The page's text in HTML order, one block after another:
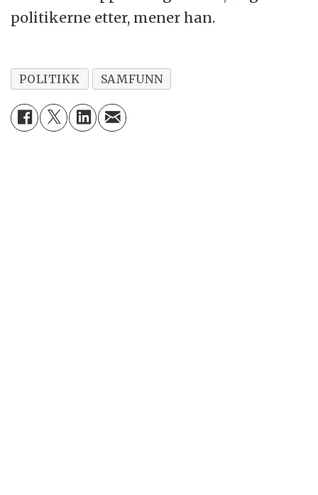
politikerne etter, mener han.
POLITIKK SAMFUNN